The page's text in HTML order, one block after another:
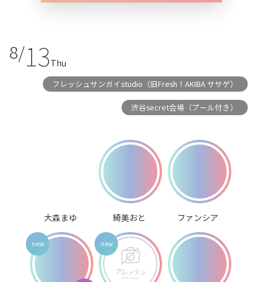
8/13Thu
フレッシュサンガイstudio（旧Fresh！AKIBA ササゲ）
渋谷secret会場（プール付き）
大森まゆ 綺美おと ファンシア